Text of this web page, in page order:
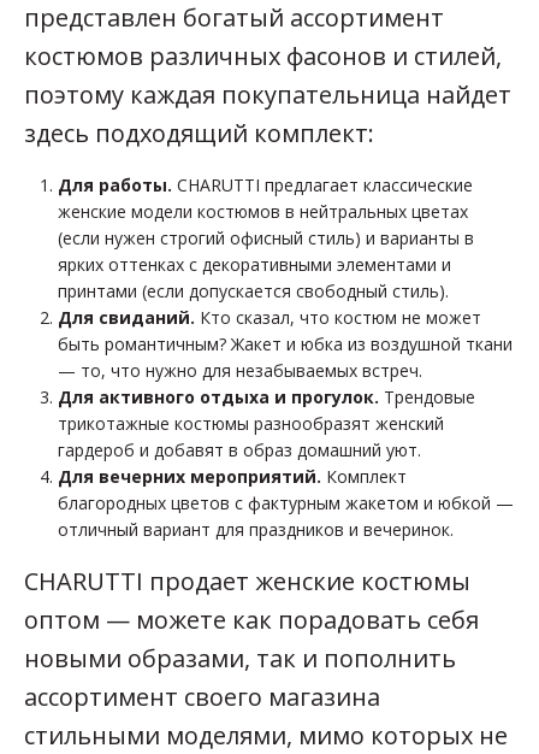
представлен богатый ассортимент
костюмов различных фасонов и стилей,
поэтому каждая покупательница найдет
здесь подходящий комплект:
Для работы. CHARUTTI предлагает классические
женские модели костюмов в нейтральных цветах
(если нужен строгий офисный стиль) и варианты в
ярких оттенках с декоративными элементами и
принтами (если допускается свободный стиль).
Для свиданий. Кто сказал, что костюм не может
быть романтичным? Жакет и юбка из воздушной ткани
— то, что нужно для незабываемых встреч.
Для активного отдыха и прогулок. Трендовые
трикотажные костюмы разнообразят женский
гардероб и добавят в образ домашний уют.
Для вечерних мероприятий. Комплект
благородных цветов с фактурным жакетом и юбкой —
отличный вариант для праздников и вечеринок.
CHARUTTI продает женские костюмы
оптом — можете как порадовать себя
новыми образами, так и пополнить
ассортимент своего магазина
стильными моделями, мимо которых не